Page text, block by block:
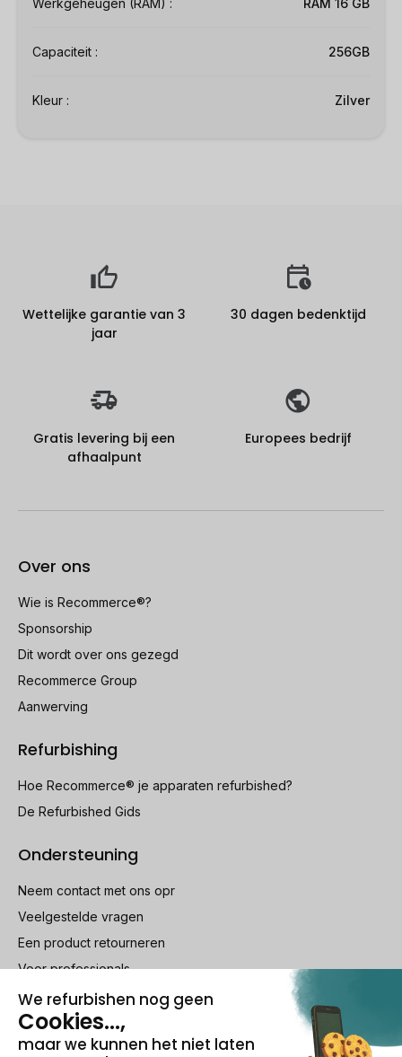
Werkgeheugen (RAM) : RAM 16 GB
Capaciteit : 256GB
Kleur : Zilver
Wettelijke garantie van 3
jaar
30 dagen bedenktijd
Gratis levering bij een
afhaalpunt
Europees bedrijf
Over ons
Wie is Recommerce®?
Sponsorship
Dit wordt over ons gezegd
Recommerce Group
Aanwerving
Refurbishing
Hoe Recommerce® je apparaten refurbished?
De Refurbished Gids
Ondersteuning
Neem contact met ons opr
Veelgestelde vragen
Een product retourneren
Voor professionals
100% beveiligde betaling